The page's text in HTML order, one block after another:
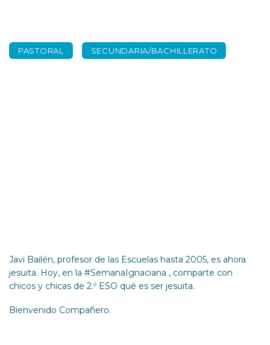
PASTORAL SECUNDARIA/BACHILLERATO
Javi Bailén, profesor de las Escuelas hasta 2005, es ahora
jesuita. Hoy, en la #SemanaIgnaciana , comparte con
chicos y chicas de 2.º ESO qué es ser jesuita.
Bienvenido Compañero.